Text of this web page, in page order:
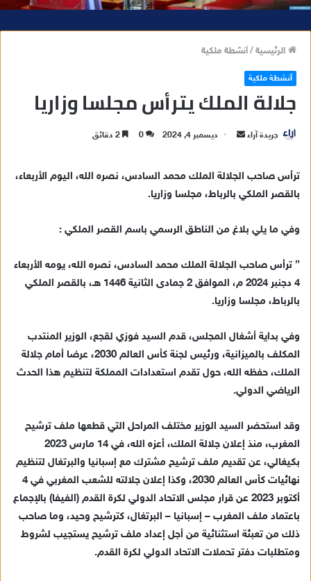
الرئيسية/أنشطة ملكية
أنشطة ملكية
جلالة الملك يترأس مجلسا وزاريا
جريدة آراء
ب
ي
ا
إ
ل
ت
ر
و
ديسمبر 4, 2024 0
ترأس صاحب الجلالة الملك محمد السادس، نصره الله، اليوم الأربعاء،
بالقصر الملكي بالرباط، مجلسا وزاريا.
وفي ما يلي بلاغ من الناطق الرسمي باسم القصر الملكي :
” ترأس صاحب الجلالة الملك محمد السادس، نصره الله، يومه الأربعاء
4 دجنبر 2024 م، الموافق 2 جمادى الثانية 1446 هـ، بالقصر الملكي
بالرباط، مجلسا وزاريا.
وفي بداية أشغال المجلس، قدم السيد فوزي لقجع، الوزير المنتدب
المكلف بالميزانية، ورئيس لجنة كأس العالم 2030، عرضا أمام جلالة
الملك، حفظه الله، حول تقدم استعدادات المملكة لتنظيم هذا الحدث
الرياضي الدولي.
وقد استحضر السيد الوزير مختلف المراحل التي قطعها ملف ترشيح
المغرب، منذ إعلان جلالة الملك، أعزه الله، في 14 مارس 2023
بكيغالي، عن تقديم ملف ترشيح مشترك مع إسبانيا والبرتغال لتنظيم
نهائيات كأس العالم 2030، وكذا إعلان جلالته للشعب المغربي في 4
أكتوبر 2023 عن قرار مجلس الاتحاد الدولي لكرة القدم (الفيفا) بالإجماع
باعتماد ملف المغرب – إسبانيا – البرتغال، كترشيح وحيد، وما صاحب
ذلك من تعبئة استثنائية من أجل إعداد ملف ترشيح يستجيب لشروط
ومتطلبات دفتر تحملات الاتحاد الدولي لكرة القدم.